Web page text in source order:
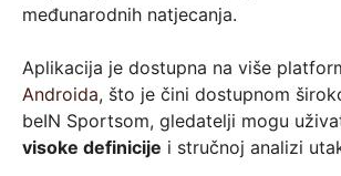
međunarodnih natjecanja.
Aplikacija je dostupna na više
Androida, što je čini dostupnom
beIN Sportsom, gledatelji mogu
visoke definicije i stručnoj analizi